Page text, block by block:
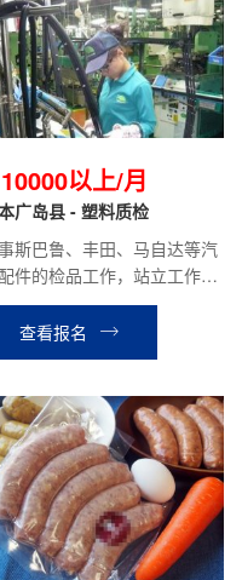
以上/月
广岛县 - 塑料质检
斯巴鲁、丰田、马自达等汽
件的检品工作，站立工作，
应上夜班，需要有耐力，手
灵巧，健康
查看报名